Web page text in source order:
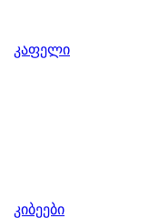
კაფელი
კიბეები